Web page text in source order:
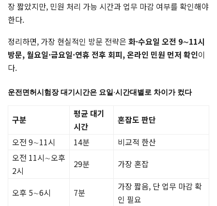
장 짧았지만, 민원 처리 가능 시간과 업무 마감 여부를 확인해야
한다.
정리하면, 가장 현실적인 방문 전략은 화·수요일 오전 9∼11시
방문, 월요일·금요일·연휴 전후 회피, 온라인 민원 먼저 확인이
다.
운전면허시험장 대기시간은 요일·시간대별로 차이가 컸다
구분
평균 대기
시간
혼잡도 판단
오전 9∼11시
14분
비교적 한산
오전 11시∼오후
2시
29분 가장 혼잡
오후 5∼6시 7분
가장 짧음, 단 업무 마감 확
인 필요